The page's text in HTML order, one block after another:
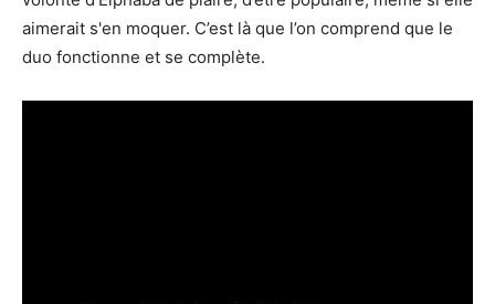
aimerait s'en moquer. C’est là que l’on comprend que le
duo fonctionne et se complète.